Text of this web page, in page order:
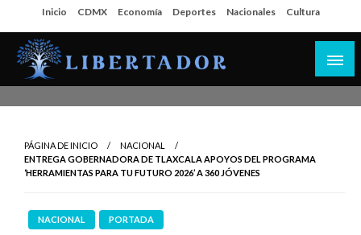
al
contenido
Inicio CDMX Economía Deportes Nacionales Cultura
PÁGINA DE INICIO
NACIONAL
ENTREGA GOBERNADORA DE TLAXCALA APOYOS DEL PROGRAMA
‘HERRAMIENTAS PARA TU FUTURO 2026’ A 360 JÓVENES
NACIONAL PORTADA